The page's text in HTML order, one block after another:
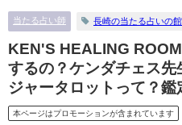
当たる占い師
長崎の当たる占いの
KEN'S HEALING
するの？ケンダチェス先
ジャータロットって？
本ページはプロモーションが含まれています